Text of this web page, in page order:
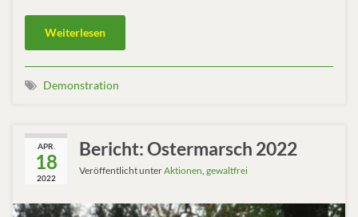
Weiterlesen
Demonstration
APR.
18
2022
Bericht: Ostermarsch 2022
Veröffentlicht unterAktionen, gewaltfrei